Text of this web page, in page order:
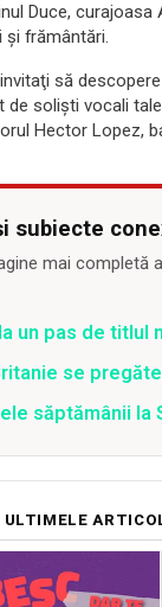
Duce,
şi frământări.
să
solişti vocali
Hector Lopez,
subiecte
mai completă
un pas de titlul
se
săptămânii la